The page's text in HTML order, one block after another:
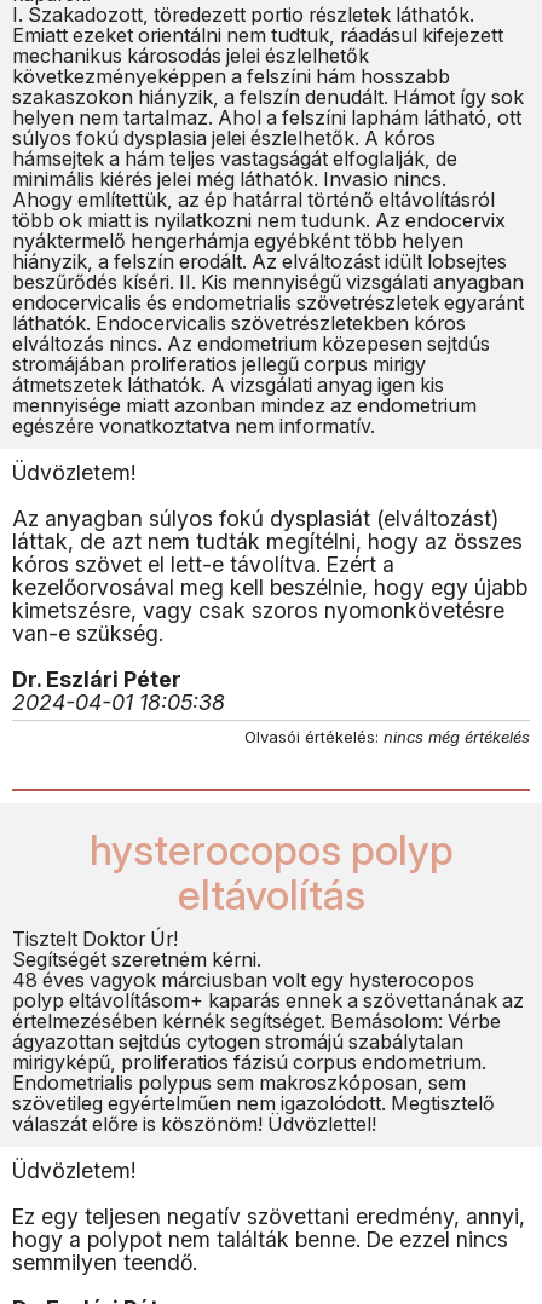
I. Szakadozott, töredezett portio részletek láthatók.
Emiatt ezeket orientálni nem tudtuk, ráadásul kifejezett
mechanikus károsodás jelei észlelhetők
következményeképpen a felszíni hám hosszabb
szakaszokon hiányzik, a felszín denudált. Hámot így sok
helyen nem tartalmaz. Ahol a felszíni laphám látható, ott
súlyos fokú dysplasia jelei észlelhetők. A kóros
hámsejtek a hám teljes vastagságát elfoglalják, de
minimális kiérés jelei még láthatók. Invasio nincs.
Ahogy említettük, az ép határral történő eltávolításról
több ok miatt is nyilatkozni nem tudunk. Az endocervix
nyáktermelő hengerhámja egyébként több helyen
hiányzik, a felszín erodált. Az elváltozást idült lobsejtes
beszűrődés kíséri. II. Kis mennyiségű vizsgálati anyagban
endocervicalis és endometrialis szövetrészletek egyaránt
láthatók. Endocervicalis szövetrészletekben kóros
elváltozás nincs. Az endometrium közepesen sejtdús
stromájában proliferatios jellegű corpus mirigy
átmetszetek láthatók. A vizsgálati anyag igen kis
mennyisége miatt azonban mindez az endometrium
egészére vonatkoztatva nem informatív.
Üdvözletem!
Az anyagban súlyos fokú dysplasiát (elváltozást)
láttak, de azt nem tudták megítélni, hogy az összes
kóros szövet el lett-e távolítva. Ezért a
kezelőorvosával meg kell beszélnie, hogy egy újabb
kimetszésre, vagy csak szoros nyomonkövetésre
van-e szükség.
Dr. Eszlári Péter
2024-04-01 18:05:38
Olvasói értékelés: nincs még értékelés
hysterocopos polyp
eltávolítás
Tisztelt Doktor Úr!
Segítségét szeretném kérni.
48 éves vagyok márciusban volt egy hysterocopos
polyp eltávolításom+ kaparás ennek a szövettanának az
értelmezésében kérnék segítséget. Bemásolom: Vérbe
ágyazottan sejtdús cytogen stromájú szabálytalan
mirigyképű, proliferatios fázisú corpus endometrium.
Endometrialis polypus sem makroszkóposan, sem
szövetileg egyértelműen nem igazolódott. Megtisztelő
válaszát előre is köszönöm! Üdvözlettel!
Üdvözletem!
Ez egy teljesen negatív szövettani eredmény, annyi,
hogy a polypot nem találták benne. De ezzel nincs
semmilyen teendő.